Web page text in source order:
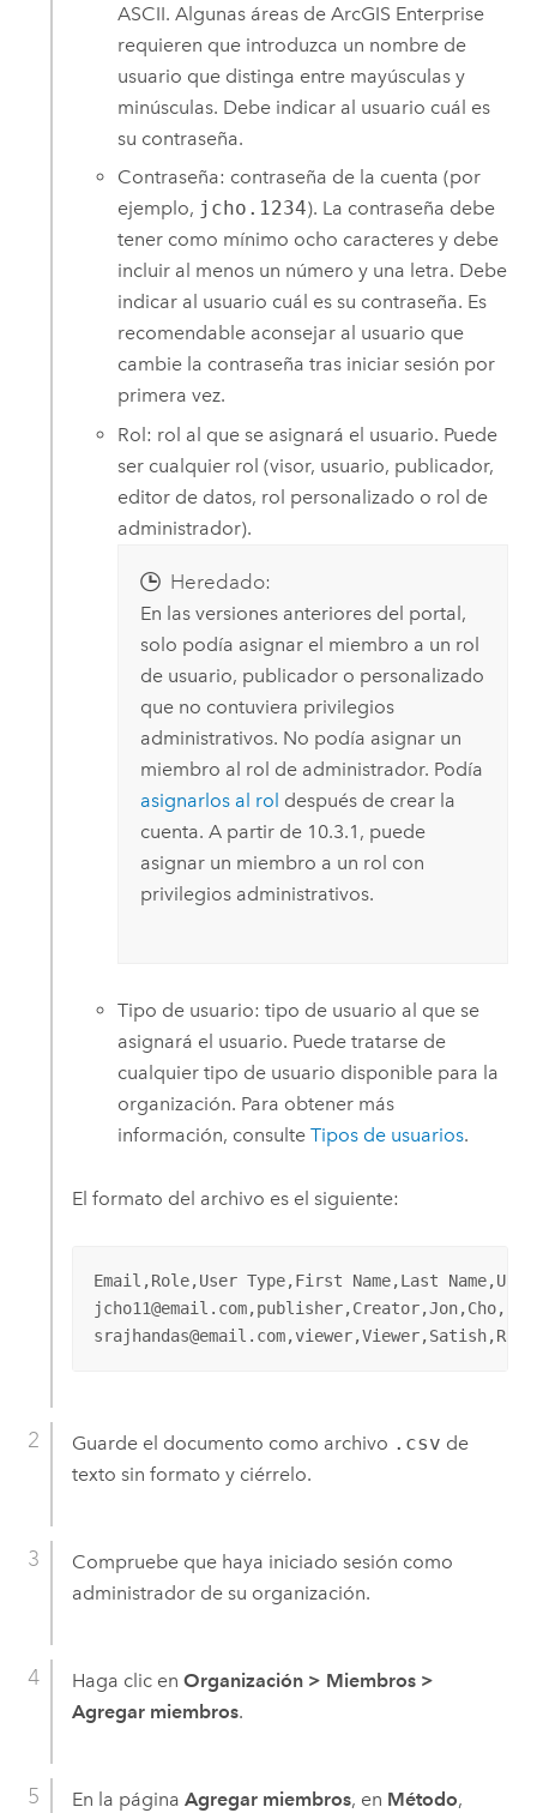
ASCII. Algunas áreas deArcGIS Enterprise
requieren que introduzca un nombre de
usuario que distinga entre mayúsculas y
minúsculas. Debe indicar al usuario cuál es
su contraseña.
Contraseña: contraseña de la cuenta (por
ejemplo, jcho.1234). La contraseña debe
tener como mínimo ocho caracteres y debe
incluir al menos un número y una letra. Debe
indicar al usuario cuál es su contraseña. Es
recomendable aconsejar al usuario que
cambie la contraseña tras iniciar sesión por
primera vez.
Rol: rol al que se asignará el usuario. Puede
ser cualquier rol (visor, usuario, publicador,
editor de datos, rol personalizado o rol de
administrador).
Heredado:
En las versiones anteriores del portal,
solo podía asignar el miembro a un rol
de usuario, publicador o personalizado
que no contuviera privilegios
administrativos. No podía asignar un
miembro al rol de administrador. Podía
asignarlos al rol después de crear la
cuenta. A partir de 10.3.1, puede
asignar un miembro a un rol con
privilegios administrativos.
Tipo de usuario: tipo de usuario al que se
asignará el usuario. Puede tratarse de
cualquier tipo de usuario disponible para la
organización. Para obtener más
información, consulteTipos de usuarios.
El formato del archivo es el siguiente:
Email,Role,User Type,First Name,Last
Guarde el documento como archivo .csv de
texto sin formato y ciérrelo.
Compruebe que haya iniciado sesión como
administrador de su organización.
Haga clic en Organización > Miembros >
Agregar miembros.
En la página Agregar miembros, en Método,